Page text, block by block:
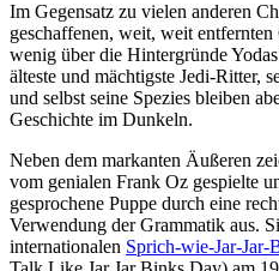
Im Gegensatz zu vielen anderen
geschaffenen, weit, weit
wenig über die Hintergründe
älteste und mächtigste Jedi-Ritter,
und selbst seine Spezies bleiben
Geschichte im Dunkeln.
Neben dem markanten Äußeren
vom genialen Frank Oz gespielte
gesprochene Puppe durch eine
Verwendung der Grammatik aus.
internationalen Sprich-wie-Jar-Jar-